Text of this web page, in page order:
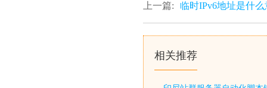
上一篇: 临时IPv6地址是什么
相关推荐